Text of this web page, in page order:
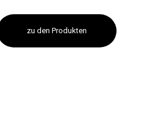
zu den Produkten